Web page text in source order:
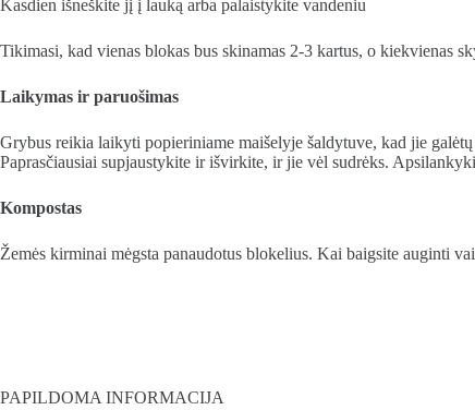
Kasdien išneškite jį į lauką arba palaistykite vandeniu
Tikimasi, kad vienas blokas bus skinamas 2-3 kartus, o kiekvienas
Laikymas ir paruošimas
Grybus reikia laikyti popieriniame maišelyje šaldytuve, kad jie
Paprasčiausiai supjaustykite ir išvirkite, ir jie vėl sudrėks.
Kompostas
Žemės kirminai mėgsta panaudotus blokelius. Kai baigsite auginti
PAPILDOMA INFORMACIJA